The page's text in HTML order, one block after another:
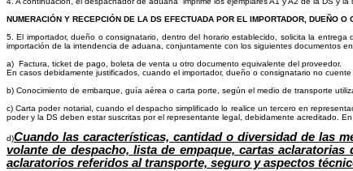
NUMERACIÓN Y RECEPCIÓN DE LA DS EFECTUADA POR EL IMPORTADOR, DUEÑO O
5. El importador, dueño o consignatario, dentro del horario establecido, solicita la
importación de la intendencia de aduana, conjuntamente con los siguientes documentos
a) Factura, ticket de pago, boleta de venta u otro documento equivalente del proveedor.
En casos debidamente justificados, cuando el importador, dueño o consignatario no
b) Conocimiento de embarque, guía aérea o carta porte, según el medio de transporte
c) Carta poder notarial, cuando el despacho simplificado lo realice un tercero en
poder y la DS deben estar suscritas por el representante legal, debidamente acreditado.
d)Cuando las características, cantidad o diversidad de las
volante de despacho, lista de empaque, cartas
aclaratorios referidos al transporte, seguro y aspectos